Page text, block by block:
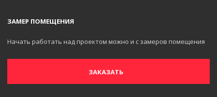
ЗАМЕР ПОМЕЩЕНИЯ
Начать работать над проектом можно и с замеров помещения
ЗАКАЗАТЬ